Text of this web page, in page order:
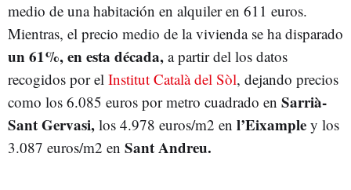
medio de una habitación en alquiler en 611 euros.
Mientras, el precio medio de la vivienda se ha disparado
un 61%, en esta década, a partir del los datos
recogidos por el Institut Català del Sòl, dejando precios
como los 6.085 euros por metro cuadrado en Sarrià-
Sant Gervasi, los 4.978 euros/m2 en l’Eixample y los
3.087 euros/m2 en Sant Andreu.